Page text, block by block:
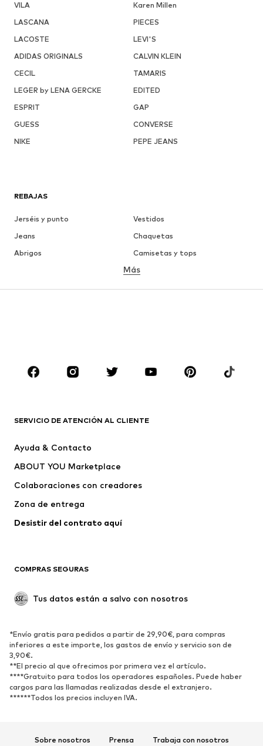
VILA
Karen Millen
LASCANA
PIECES
LACOSTE
LEVI'S
ADIDAS ORIGINALS
CALVIN KLEIN
CECIL
TAMARIS
LEGER by LENA GERCKE
EDITED
ESPRIT
GAP
GUESS
CONVERSE
NIKE
PEPE JEANS
REBAJAS
Jerséis y punto
Vestidos
Jeans
Chaquetas
Abrigos
Camisetas y tops
Ropa interior
Faldas
Blusas y camisas
Zapatos
Deporte
Vestidos
Camisetas y tops
Chaquetas
Jerséis y punto
Ropa interior
Abrigos
Tallas grandes
Reciclado
ZAPATOS
Nuevo
Zapatillas de deporte
Botines
Zapatos de tacón y plataforma Botas
Zapatillas de casa
Más
SERVICIO DE ATENCIÓN AL CLIENTE
Ayuda & Contacto
ABOUT YOU Marketplace
Colaboraciones con creadores
Zona de entrega
Desistir del contrato aquí
COMPRAS SEGURAS
Tus datos están a salvo con nosotros
*Envío gratis para pedidos a partir de 29,90€, para compras
inferiores a este importe, los gastos de envío y servicio son de
3,90€.
**El precio al que ofrecimos por primera vez el artículo.
****Gratuito para todos los operadores españoles. Puede haber
cargos para las llamadas realizadas desde el extranjero.
******Todos los precios incluyen IVA.
Sobre nosotros Prensa Trabaja con nosotros